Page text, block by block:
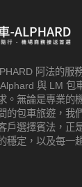
阿法的服
與 LM 包
。無論是專業的
的包車旅遊，我
戶選擇賓法，正
穩定，以及每一